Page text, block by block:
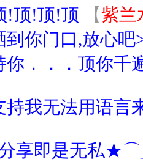
!顶!顶!顶 【紫兰
到你门口,放心吧
你．．．顶你千
持我无法用语言
即是无私